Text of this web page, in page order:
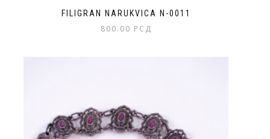
FILIGRAN NARUKVICA N-0011
800.00 РСД